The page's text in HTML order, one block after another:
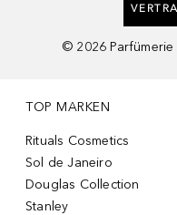
© 2026
TOP MARKEN
Rituals Cosmetics
Sol de Janeiro
Douglas Collection
Stanley